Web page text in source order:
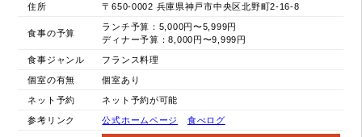
住所 〒650-0002 兵庫県神戸市中央区北野町2-16-8
食事の予算
ランチ予算：5,000円〜5,999円
ディナー予算：8,000円〜9,999円
食事ジャンル フランス料理
個室の有無 個室あり
ネット予約 ネット予約が可能
参考リンク 公式ホームページ 食べログ